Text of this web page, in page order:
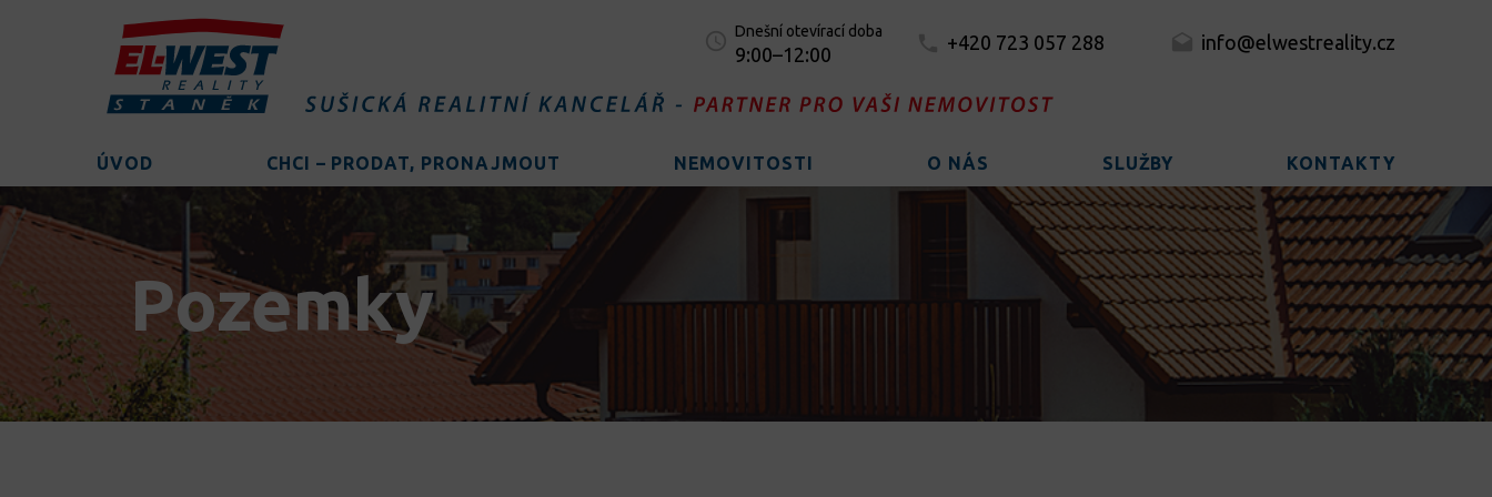
Dnešní otevírací doba
9:00–12:00
+420 723 057 288 info@elwestreality.cz
ÚVOD CHCI – PRODAT, PRONAJMOUT NEMOVITOSTI O NÁS SLUŽBY KONTAKTY
Pozemky